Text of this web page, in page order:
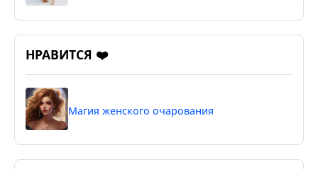
НРАВИТСЯ ❤️
Магия женского очарования